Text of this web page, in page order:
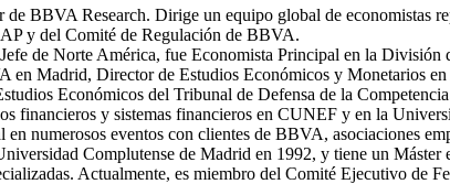
BBVA Research. Dirige un equipo global de economistas
y del Comité de Regulación de BBVA.
de Norte América, fue Economista Principal en la
en Madrid, Director de Estudios Económicos y Monetarios
Económicos del Tribunal de Defensa de la
financieros y sistemas financieros en CUNEF y en la
en numerosos eventos con clientes de BBVA, asociaciones
Complutense de Madrid en 1992, y tiene un
Actualmente, es miembro del Comité Ejecutivo de